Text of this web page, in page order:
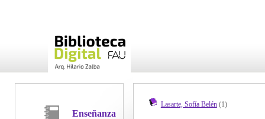
Enseñanza
Lasarte, Sofía Belén(1)